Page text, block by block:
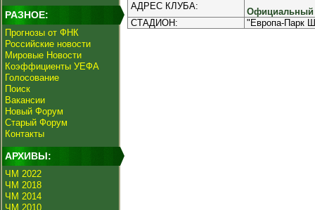
РАЗНОЕ:
Прогнозы от ФНК
Российские новости
Мировые Новости
Коэффициенты УЕФА
Голосование
Поиск
Вакансии
Новый Форум
Старый Форум
Контакты
АРХИВЫ:
ЧМ 2022
ЧМ 2018
ЧМ 2014
ЧМ 2010
АДРЕС КЛУБА:
Официальный
СТАДИОН:
"Европа-Парк